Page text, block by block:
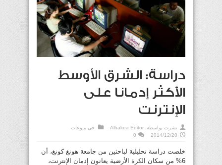
دراسة: الشرق الأوسط
الأكثر إدمانا على
الإنترنت
نشرت بواسطة: Alhakea Editor في منوعات
2014/12/20
0
خلصت دراسة تحليلية لباحثين من جامعة هونغ كونغ، أن
6% من سكان الكرة الأرضية يعانون إدمان الإنترنت،